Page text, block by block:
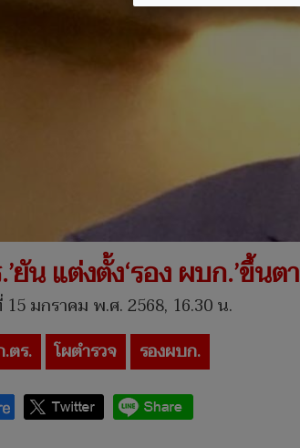
ยัน แต่งตั้ง‘รอง ผบก.’ขึ้นต
มกราคม พ.ศ. 2568, 16.30 น.
ตร. โผตำรวจ รองผบก.